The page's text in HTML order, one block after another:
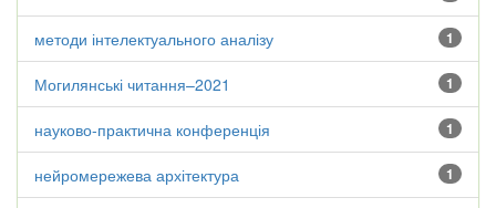
1
методи інтелектуального аналізу
1
Могилянські читання–2021
1
науково-практична конференція
1
нейромережева архітектура